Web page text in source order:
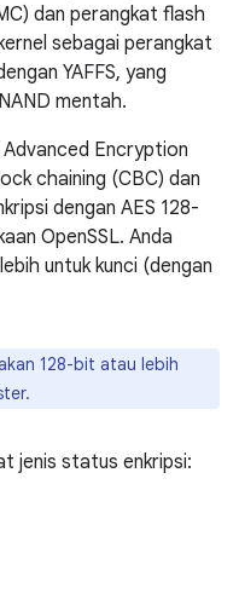
dan perangkat flash
sebagai perangkat
YAFFS, yang
mentah.
Encryption
chaining (CBC) dan
dengan AES 128-
OpenSSL. Anda
untuk kunci (dengan
128-bit atau lebih
jenis status enkripsi: